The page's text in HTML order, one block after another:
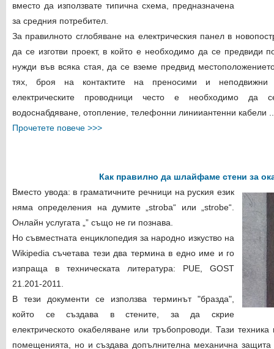
вместо да използвате типична схема, предназначена
за средния потребител.
За правилното сглобяване на електрическия панел в
да се изготви проект, в който е необходимо да се предвиди
нужди във всяка стая, да се вземе предвид
тях, броя на контактите на преносими и неподвижни
електрическите проводници често е необходимо да
водоснабдяване, отопление, телефонни линииантенни кабели
Прочетете повече >>>
Как правилно да шлайфаме стени за
Вместо увода: в граматичните речници на руския език
няма определения на думите „stroba“ или „strobe“.
Онлайн услугата „” също не ги познава.
Но съвместната енциклопедия за народно изкуство на
Wikipedia съчетава тези два термина в едно име и го
изпраща в техническата литература: PUE, GOST
21.201-2011.
В тези документи се използва терминът "бразда",
който се създава в стените, за да скрие
електрическото окабеляване или тръбопроводи. Тази
помещенията, но и създава допълнителна механична защита